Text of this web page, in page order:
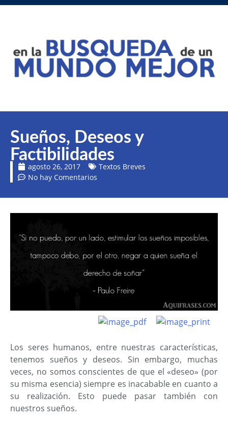
Sueños, Deseos y
Factibilidades
agosto 26, 2017
Textos Breves
No hay Comentarios
Los seres humanos, entre nuestras características,
tenemos sueños y deseos. Sin embargo, muchas
veces, no somos conscientes de que el «deseo» (por
su misma esencia) siempre es inacabable en cuanto a
su realización. Esto puede pasar también con
nuestros sueños.